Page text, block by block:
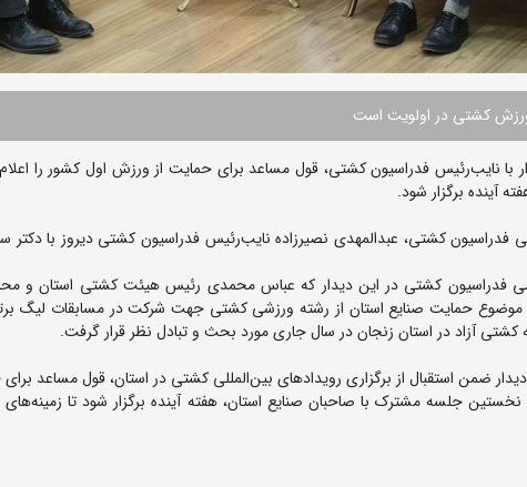
کشتی در اولویت است
با نایب‌رئیس فدراسیون کشتی، قول مساعد برای حمایت از ورزش اول کشور را
آینده برگزار شود.
فدراسیون کشتی، عبدالمهدی نصیرزاده نایب‌رئیس فدراسیون کشتی دیروز با دکتر
فدراسیون کشتی در این دیدار که عباس محمدی رئیس هیئت کشتی استان و
حمایت صنایع استان از رشته ورزشی کشتی جهت شرکت در مسابقات لیگ
کشتی آزاد در استان زنجان در سال جاری مورد بحث و تبادل نظر قرار گرفت.
دیدار ضمن استقبال از برگزاری رویدادهای بین‌المللی کشتی در استان، قول مساعد
جلسه مشترک با صاحبان صنایع استان، هفته آینده برگزار شود تا